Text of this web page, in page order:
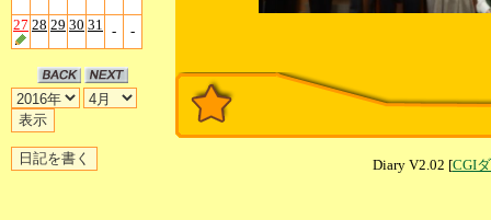
27 28 29 30 31 - -
Diary V2.02 [CGI